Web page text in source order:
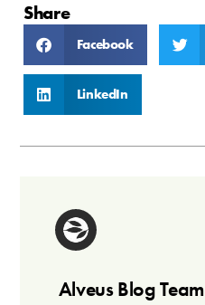
Share
Facebook
LinkedIn
Alveus Blog Team